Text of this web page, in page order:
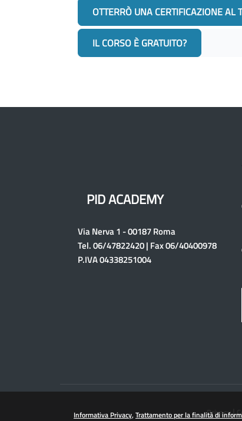
OTTERRÒ UNA CERTIFICAZIONE AL
IL CORSO È GRATUITO?
PID ACADEMY
Via Nerva 1 - 00187 Roma
Tel. 06/47822420 | Fax 06/40400978
P.IVA 04338251004
Privacy|
Informativa Privacy Trattamento per la finalità di